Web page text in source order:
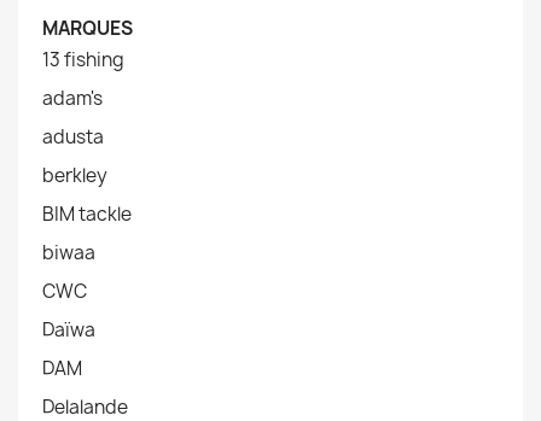
MARQUES
13 fishing
adam's
adusta
berkley
BIM tackle
biwaa
CWC
Daïwa
DAM
Delalande